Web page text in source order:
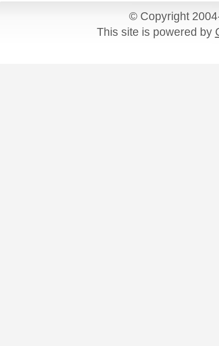
© Copyright
This site is powered by